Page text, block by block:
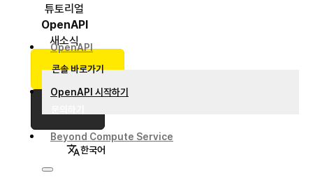
튜토리얼
OpenAPI
새소식
콘솔 바로가기
한국어
OpenAPI
OpenAPI 시작하기
Beyond Compute Service